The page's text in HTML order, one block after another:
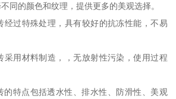
同的颜色和纹理，提供更多的美观选择。
经过特殊处理，具有较好的抗冻性能，不易
采用材料制造，，无放射性污染，使用过程
的特点包括透水性、排水性、防滑性、美观